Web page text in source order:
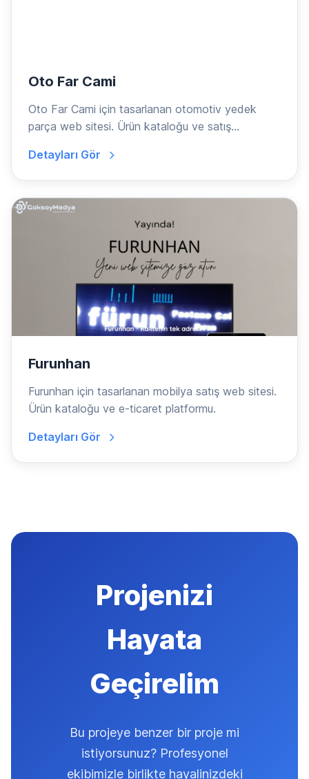
Oto Far Cami
Oto Far Cami için tasarlanan otomotiv yedek
parça web sitesi. Ürün kataloğu ve satış
Detayları Gör
Furunhan
Furunhan için tasarlanan mobilya satış web sitesi.
Ürün kataloğu ve e-ticaret platformu.
Detayları Gör
Projenizi
Hayata
Geçirelim
Bu projeye benzer bir proje mi
istiyorsunuz? Profesyonel
ekibimizle birlikte hayalinizdeki